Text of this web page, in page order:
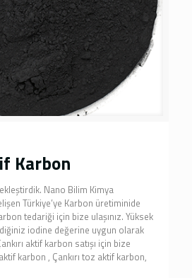
Karbon
Nano Bilim Kimya
Türkiye’ye Karbon üretiminide
tedariği için bize ulaşınız. Yüksek
iodine değerine uygun olarak
aktif karbon satışı için bize
karbon , Çankırı toz aktif karbon,